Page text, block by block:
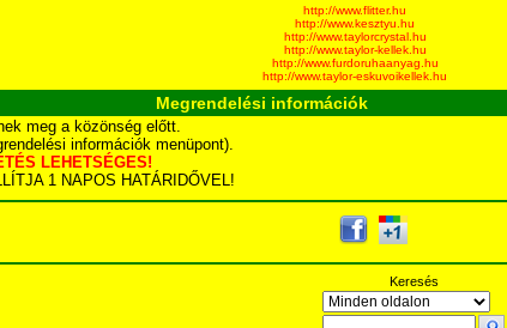
http://www.flitter.hu
http://www.kesztyu.hu
http://www.taylorcrystal.hu
http://www.taylor-kellek.hu
http://www.furdoruhaanyag.hu
http://www.taylor-eskuvoikellek.hu
Megrendelési információk
meg a közönség előtt.
információk menüpont).
LEHETSÉGES!
1 NAPOS HATÁRIDŐVEL!
Keresés